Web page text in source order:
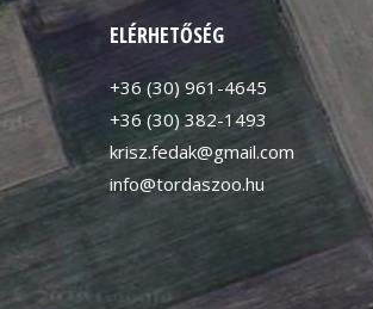
ELÉRHETŐSÉG
+36 (30) 961-4645
+36 (30) 382-1493
krisz.fedak@gmail.com
info@tordaszoo.hu